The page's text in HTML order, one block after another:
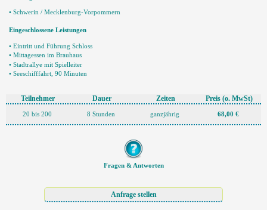
• Schwerin / Mecklenburg-Vorpommern
Eingeschlossene Leistungen
• Eintritt und Führung Schloss
• Mittagessen im Brauhaus
• Stadtrallye mit Spielleiter
• Seeschifffahrt, 90 Minuten
Teilnehmer Dauer Zeiten Preis (o. MwSt)
20 bis 200 8 Stunden ganzjährig 68,00 €
Fragen & Antworten